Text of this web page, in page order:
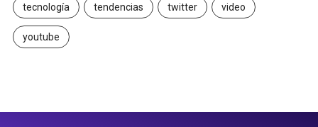
tecnología tendencias twitter video
youtube